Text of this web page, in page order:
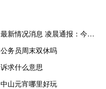
最新情况消息 凌晨通报：今起，一律关停！宁波一家公司已有12人确诊，北仑区开展第二轮全域全员核酸检测
公务员周末双休吗
诉求什么意思
中山元宵哪里好玩